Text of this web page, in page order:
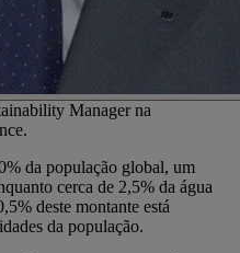
Manager na
da população global, um
cerca de 2,5% da água
deste montante está
da população.